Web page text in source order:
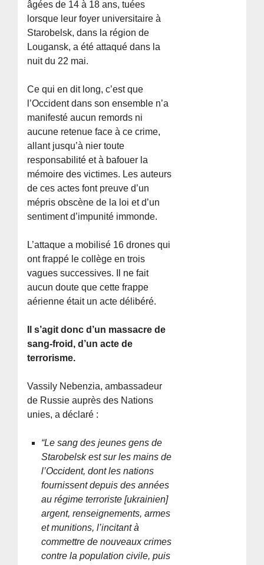
âgées de 14 à 18 ans, tuées
lorsque leur foyer universitaire à
Starobelsk, dans la région de
Lougansk, a été attaqué dans la
nuit du 22 mai.
Ce qui en dit long, c’est que
l’Occident dans son ensemble n’a
manifesté aucun remords ni
aucune retenue face à ce crime,
allant jusqu’à nier toute
responsabilité et à bafouer la
mémoire des victimes. Les auteurs
de ces actes font preuve d’un
mépris obscène de la loi et d’un
sentiment d’impunité immonde.
L’attaque a mobilisé 16 drones qui
ont frappé le collège en trois
vagues successives. Il ne fait
aucun doute que cette frappe
aérienne était un acte délibéré.
Il s’agit donc d’un massacre de
sang-froid, d’un acte de
terrorisme.
Vassily Nebenzia, ambassadeur
de Russie auprès des Nations
unies, a déclaré :
“Le sang des jeunes gens de
Starobelsk est sur les mains de
l’Occident, dont les nations
fournissent depuis des années
au régime terroriste [ukrainien]
argent, renseignements, armes
et munitions, l’incitant à
commettre de nouveaux crimes
contre la population civile, puis